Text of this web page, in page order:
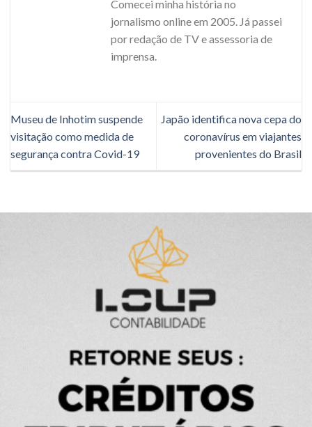
Comecei minha história no
jornalismo online em 2005. Já passei
por redação de TV e assessoria de
imprensa.
Museu de Inhotim suspende
visitação como medida de
segurança contra Covid-19
Japão identifica nova cepa do
coronavírus em viajantes
provenientes do Brasil